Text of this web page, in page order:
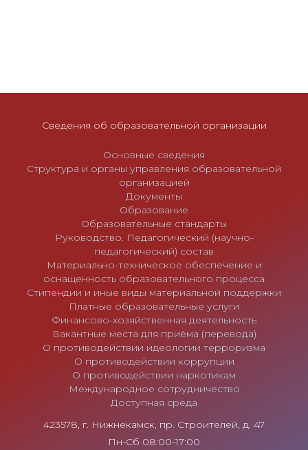
Сведения об образовательной организации
Основные сведения
Структура и органы управления образовательной
организацией
Документы
Образование
Образовательные стандарты
Руководство. Педагогический (научно-
педагогический) состав
Материально-техническое обеспечение и
оснащенность образовательного процесса
Стипендии и иные виды материальной поддержки
Платные образовательные услуги
Финансово-хозяйственная деятельность
Вакантные места для приёма (перевода)
О противодействии идеологии терроризма
О противодействии коррупции
О противодействии наркотикам
Международное сотрудничество
Доступная среда
423578, г. Нижнекамск, пр. Строителей, д. 47
Пн-Сб 08:00-17:00